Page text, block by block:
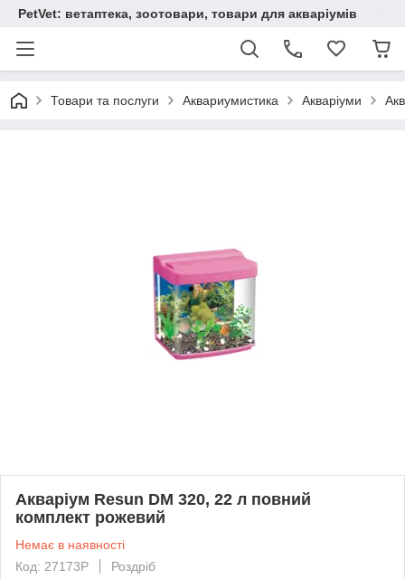
PetVet: ветаптека, зоотовари, товари для акваріумів
Товари та послуги Аквариумистика Акваріуми
Акваріум Resun DM 320, 22 л повний
комплект рожевий
Немає в наявності
Код: 27173P
Роздріб